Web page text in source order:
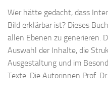
Wer hätte gedacht, dass
Bild erklärbar ist? Dieses
allen Ebenen zu generieren.
Auswahl der Inhalte, die
Ausgestaltung und im
Texte. Die Autorinnen Prof.